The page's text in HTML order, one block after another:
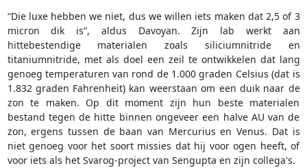
“Die luxe hebben we niet, dus we willen iets maken dat 2,5 of 3
micron dik is”, aldus Davoyan. Zijn lab werkt aan
hittebestendige materialen zoals siliciumnitride en
titaniumnitride, met als doel een zeil te ontwikkelen dat lang
genoeg temperaturen van rond de 1.000 graden Celsius (dat is
1.832 graden Fahrenheit) kan weerstaan om een duik naar de
zon te maken. Op dit moment zijn hun beste materialen
bestand tegen de hitte binnen ongeveer een halve AU van de
zon, ergens tussen de baan van Mercurius en Venus. Dat is
niet genoeg voor het soort missies dat hij voor ogen heeft, of
voor iets als het Svarog-project van Sengupta en zijn collega's.